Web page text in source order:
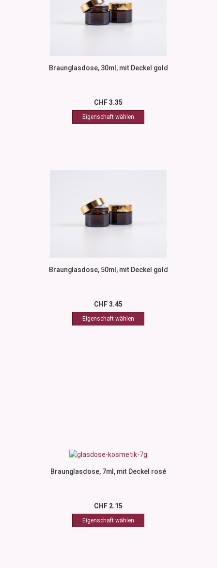
Braunglasdose, 30ml, mit Deckel gold
CHF 3.35
Braunglasdose, 50ml, mit Deckel gold
CHF 3.45
Braunglasdose, 7ml, mit Deckel rosé
CHF 2.15